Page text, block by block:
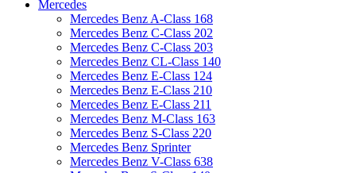
Mercedes
Mercedes Benz A-Class 168
Mercedes Benz C-Class 202
Mercedes Benz C-Class 203
Mercedes Benz CL-Class 140
Mercedes Benz E-Class 124
Mercedes Benz E-Class 210
Mercedes Benz E-Class 211
Mercedes Benz M-Class 163
Mercedes Benz S-Class 220
Mercedes Benz Sprinter
Mercedes Benz V-Class 638